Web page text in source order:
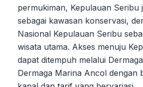
permukiman, Kepulauan Seribu
sebagai kawasan konservasi,
Nasional Kepulauan Seribu
wisata utama. Akses menuju
dapat ditempuh melalui
Dermaga Marina Ancol dengan